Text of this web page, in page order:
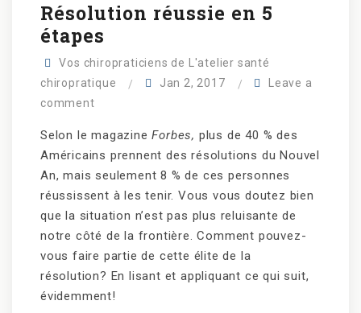
Résolution réussie en 5
étapes
Vos chiropraticiens de L'atelier santé
chiropratique
Jan 2, 2017
Leave a
comment
Selon le magazineForbes, plus de 40 % des
Américains prennent des résolutions du Nouvel
An, mais seulement 8 % de ces personnes
réussissent à les tenir. Vous vous doutez bien
que la situation n’est pas plus reluisante de
notre côté de la frontière. Comment pouvez-
vous faire partie de cette élite de la
résolution? En lisant et appliquant ce qui suit,
évidemment!